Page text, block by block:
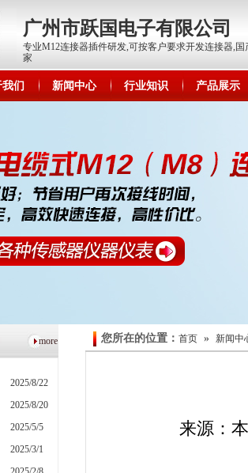
广州市跃国电子有限公司
专业M12连接器插件研发,可按客户要求开发连接器,
家
们 新闻中心 行业知识 产品展示
more
2025/8/22
2025/8/20
2025/5/5
2025/3/1
您所在的位置： 首页 » 新闻中
来源：